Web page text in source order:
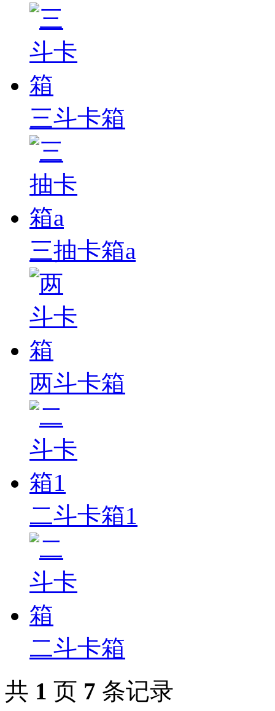
三斗卡箱
三抽卡箱a
两斗卡箱
二斗卡箱1
二斗卡箱
共 1 页 7 条记录